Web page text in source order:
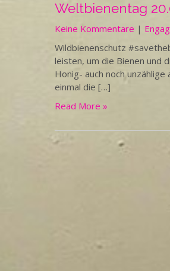
Weltbienentag
Keine Kommentare |
Wildbienenschutz
leisten, um die Bienen und
Honig- auch noch
einmal die […]
Read More »